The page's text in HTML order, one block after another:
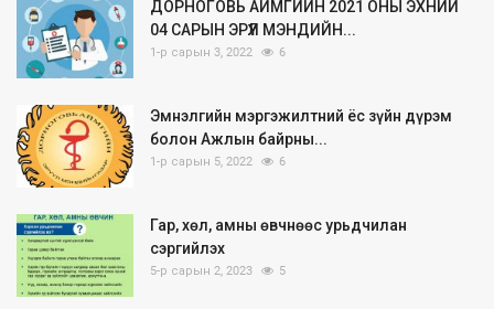
ДОРНОГОВЬ АЙМГИЙН 2021 ОНЫ ЭХНИЙ
04 САРЫН ЭРҮҮЛ МЭНДИЙН...
1-р сарын 3, 2022 6
Эмнэлгийн мэргэжилтний ёс зүйн дүрэм
болон Ажлын байрны...
1-р сарын 5, 2022 6
Гар, хөл, амны өвчнөөс урьдчилан
сэргийлэх
5-р сарын 2, 2023 5